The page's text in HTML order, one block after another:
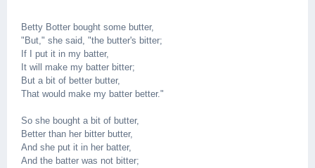
Betty Botter bought some butter,
"But," she said, "the butter's bitter;
If I put it in my batter,
It will make my batter bitter;
But a bit of better butter,
That would make my batter better."
So she bought a bit of butter,
Better than her bitter butter,
And she put it in her batter,
And the batter was not bitter;